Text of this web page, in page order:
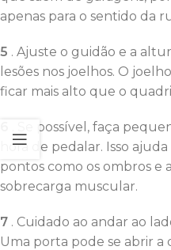
apenas para o sentido da
5 . Ajuste o guidão e a
lesões nos joelhos. O
ficar mais alto que o
. Se possível, faça
hora de pedalar. Isso
pontos como os ombros e
sobrecarga muscular.
7 . Cuidado ao andar ao
Uma porta pode se abrir